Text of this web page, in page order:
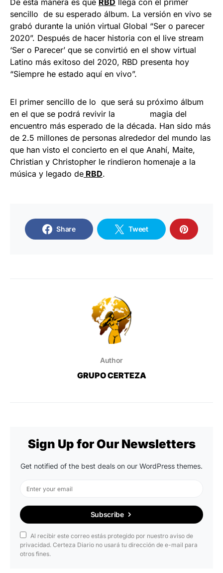
De esta manera es que RBD llega con el primer
sencillo de su esperado álbum. La versión en vivo se
grabó durante la unión virtual Global “Ser o parecer
2020”. Después de hacer historia con el live stream
‘Ser o Parecer’ que se convirtió en el show virtual
Latino más exitoso del 2020, RBD presenta hoy
“Siempre he estado aquí en vivo”.
El primer sencillo de lo que será su próximo álbum
en el que se podrá revivir la magia del
encuentro más esperado de la década. Han sido más
de 2.5 millones de personas alrededor del mundo las
que han visto el concierto en el que Anahí, Maite,
Christian y Christopher le rindieron homenaje a la
música y legado de RBD.
Share Tweet
Author
GRUPO CERTEZA
Sign Up for Our Newsletters
Get notified of the best deals on our WordPress themes.
Subscribe
Al recibir este correo estás protegido por nuestro aviso de
privacidad. Certeza Diario no usará tu dirección de e-mail para
otros fines.